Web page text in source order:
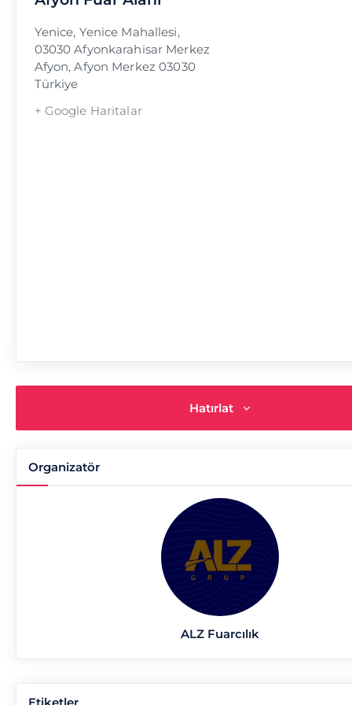
Yenice, Yenice Mahallesi,
03030 Afyonkarahisar Merkez
Afyon, Afyon Merkez 03030
Türkiye
+ Google Haritalar
Hatırlat
Organizatör
ALZ Fuarcılık